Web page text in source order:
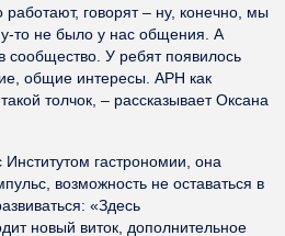
говорят – ну, конечно, мы
то не было у нас общения. А
сообщество. У ребят появилось
общие интересы. АРН как
толчок, – рассказывает Оксана
гастрономии, она
возможность не оставаться в
«Здесь
новый виток, дополнительное